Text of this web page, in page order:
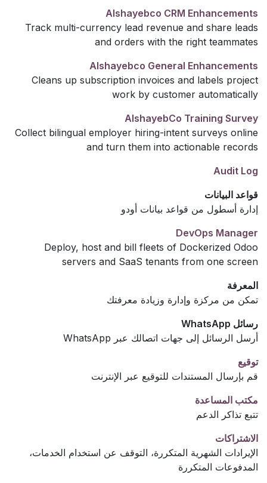
Alshayebco CRM Enhancements
Track multi-currency lead revenue and share leads
and orders with the right teammates
Alshayebco General Enhancements
Cleans up subscription invoices and labels project
work by customer automatically
AlshayebCo Training Survey
Collect bilingual employer hiring-intent surveys online
and turn them into actionable records
Audit Log
قواعد البيانات
إدارة أسطول من قواعد بيانات أودو
DevOps Manager
Deploy, host and bill fleets of Dockerized Odoo
servers and SaaS tenants from one screen
المعرفة
تمكن من مركزة وإدارة وزيادة معرفتك
رسائل WhatsApp
أرسل الرسائل إلى جهات اتصالك عبر WhatsApp
توقيع
قم بإرسال المستندات للتوقيع عبر الإنترنت
مكتب المساعدة
تتبع تذاكر الدعم
الاشتراكات
الإيرادات الشهرية المتكررة، التوقف عن استخدام الخدمات،
المدفوعات المتكررة